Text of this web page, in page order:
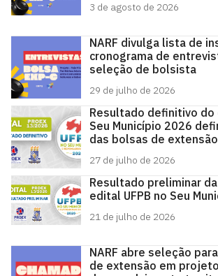
3 de agosto de 2026
NARF divulga lista de
cronograma de
seleção de bolsista
29 de julho de 2026
Resultado definitivo do
Seu Município 2026
das bolsas de extensão
27 de julho de 2026
Resultado preliminar
edital UFPB no Seu
21 de julho de 2026
NARF abre seleção
de extensão em